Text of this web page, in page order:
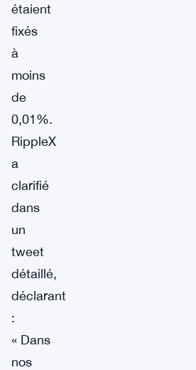
étaient
fixés
à
moins
de
0,01%.
RippleX
a
clarifié
dans
un
tweet
détaillé,
déclarant
:
« Dans
nos